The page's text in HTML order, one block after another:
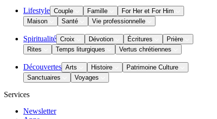
Lifestyle Couple Famille
For Her et For Him
Maison
Santé Vie professionnelle
Spiritualité Croix Dévotion Écritures
Prière
Rites
Temps liturgiques Vertus chrétiennes
Découvertes Arts Histoire
Patrimoine Culture
Sanctuaires
Voyages
Services
Newsletter